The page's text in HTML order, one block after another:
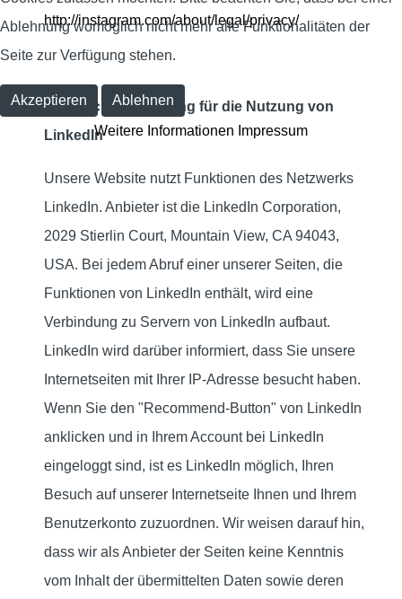
http://instagram.com/about/legal/privacy/
Datenschutzerklärung für die Nutzung von
LinkedIn
Unsere Website nutzt Funktionen des Netzwerks
LinkedIn. Anbieter ist die LinkedIn Corporation,
2029 Stierlin Court, Mountain View, CA 94043,
USA. Bei jedem Abruf einer unserer Seiten, die
Funktionen von LinkedIn enthält, wird eine
Verbindung zu Servern von LinkedIn aufbaut.
LinkedIn wird darüber informiert, dass Sie unsere
Internetseiten mit Ihrer IP-Adresse besucht haben.
Wenn Sie den "Recommend-Button" von LinkedIn
anklicken und in Ihrem Account bei LinkedIn
eingeloggt sind, ist es LinkedIn möglich, Ihren
Besuch auf unserer Internetseite Ihnen und Ihrem
Benutzerkonto zuzuordnen. Wir weisen darauf hin,
dass wir als Anbieter der Seiten keine Kenntnis
vom Inhalt der übermittelten Daten sowie deren
Ablehnung womöglich nicht mehr alle Funktionalitäten der
Seite zur Verfügung stehen.
Akzeptieren
Ablehnen
Weitere Informationen Impressum